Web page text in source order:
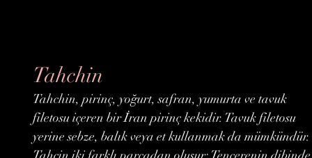
Tahchin
Tahchin, pirinç, yoğurt, safran, yumurta ve tavuk
filetosu içeren bir İran pirinç kekidir. Tavuk filetosu
yerine sebze, balık veya et kullanmak da mümkündür.